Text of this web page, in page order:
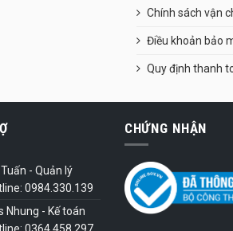
Chính sách vận
Điều khoản bảo
Quy định thanh
- Quản lý
0984.330.139
Nhung - Kế toán
0364.458.297
CHỨNG NHẬN